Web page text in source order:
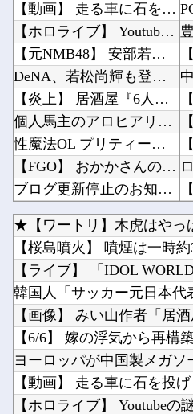
【動画】 走る車に石を投げまくる男が警察に捕まりボコボコにされる
【ホロライブ】 Youtubeの謎のイベント？
【元NMB48】 安部若菜、卒業して早くもお酒解禁
DeNA、若松尚輝も登録抹消する方針…急きょ登板で、4回2/3を投げた負担を考慮して
【炎上】 居酒屋『6人で4939円』の会計に賛否→なんG民の投票結果が笑えるｗｗｗ
個人馬主のアロヒアリイが海外行けてジュウリョクピエ□が何故行けないのか
性魔法OL プリティーモルガン
【FGO】 おかかさんのジャージ式イラスト！！ 赤いジャージが似合ってます！
ブログ更新停止のお知らせ
【艦これ】 E5までフランス艦出せると本当にスゴいよね
涌井秀章(40) 2.88 3勝1敗 4QS K/BB10.00
海外「プレミアのレベルか？」ブライトンが上田綺世の獲得に動き出して海外大騒ぎ！（海外の反応...
Powered by livedoor 相互RSS
【ライブ】 「IDOL
ヨーロッパが中国製メガソ
【ホロライブ】 Youtubeの